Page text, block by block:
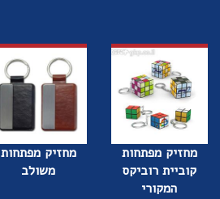
מחזיק מפתחות
קוביית רוביקס
המקורי
מחזיק מפתחות
משולב